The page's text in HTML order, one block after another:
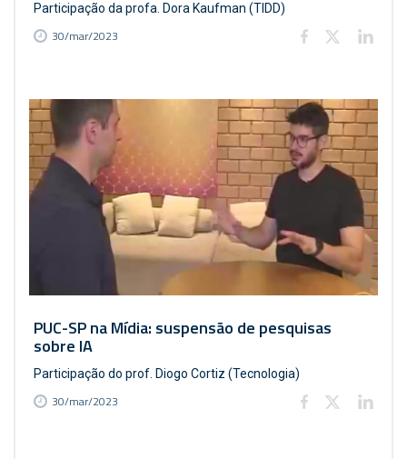
Participação da profa. Dora Kaufman (TIDD)
30/mar/2023
PUC-SP na Mídia: suspensão de pesquisas
sobre IA
Participação do prof. Diogo Cortiz (Tecnologia)
30/mar/2023